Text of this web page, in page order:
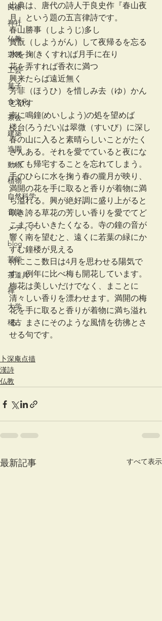
民俗
神社
仏教
宗教
工芸
菓子
食文化
茶会
建築
造園
動物
植物
自然科学
音楽
メディア
blog
芸能
茶道具
禅
大学
稽古
出典は、唐代の詩人于良史作『春山夜
月』という題の五言律詩です。
春山勝事（しようじ)多し
賞翫（しようがん）して夜帰るを忘る
水を掬(きくすれ)ば月手に在り
花を弄すれば香衣に満つ
興来たらば遠近無く
芳菲（ほうひ）を惜しみ去（ゆ）かん
と欲す
南に鳴鐘(めいしよう)の処を望めば
楼台(ろうだい)は翠微（すいび）に深し
春の山に入ると素晴らしいことがたく
さんある。それを愛でていると夜にな
っても帰宅することを忘れてしまう。
手のひらに水を掬う春の朧月が映り、
満開の花を手に取ると香りが着物に満
ち溢れる。興が絶好調に盛り上がると
咲き誇る草花の芳しい香りを愛でてど
こまでもいきたくなる。寺の鐘の音が
響く南を望むと、遠くに若葉の緑にか
すむ鐘楼が見える
特にここ数日は4月を思わせる陽気で
す。例年に比べ梅も開花しています。
梅花は美しいだけでなく、まことに
清々しい香りを漂わせます。満開の梅
花を手に取ると香りが着物に満ち溢れ
る。まさにそのような風情を彷彿とさ
せる句です。
卜深庵点描
漢詩
仏教
最新記事 すべて表示